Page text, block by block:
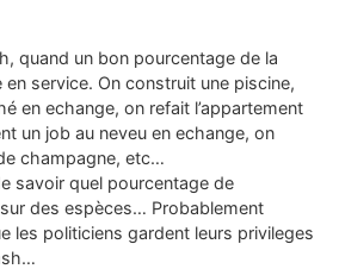
quand un bon pourcentage de la
service. On construit une piscine,
en echange, on refait l’appartement
un job au neveu en echange, on
champagne, etc…
savoir quel pourcentage de
des espèces… Probablement
les politiciens gardent leurs privileges